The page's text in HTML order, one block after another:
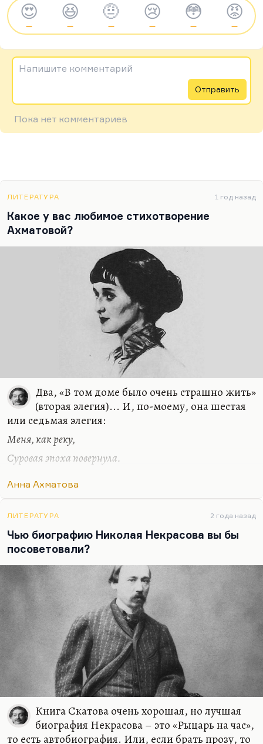
😍
—
😆
—
🤨
—
😢
—
😳
—
😡
—
Напишите комментарий
Отправить
Пока нет комментариев
ЛИТЕРАТУРА 1 год назад
Какое у вас любимое стихотворение
Ахматовой?
Два, «В том доме было очень страшно жить»
(вторая элегия)... И, по-моему, она шестая
или седьмая элегия:
Меня, как реку,
Суровая эпоха повернула.
И я своих не знаю берегов.
Особенно мне нравится вот этот ритмический
сбой.
И сколько я стихов не написала,
И тайный хор их бродит вкруг меня
И, может быть, еще когда-нибудь
Меня задушит...
Анна Ахматова
ЛИТЕРАТУРА 2 года назад
Чью биографию Николая Некрасова вы бы
посоветовали?
Книга Скатова очень хорошая, но лучшая
биография Некрасова – это «Рыцарь на час»,
то есть автобиография. Или, если брать прозу, то